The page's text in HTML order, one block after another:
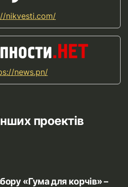
nikvesti.com/
news.pn/
проектів
«Гума для корчів» –